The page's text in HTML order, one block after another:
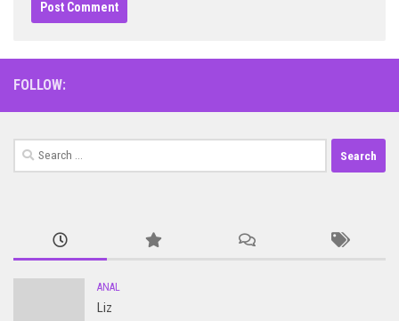
FOLLOW:
Search
for:
ANAL
Liz